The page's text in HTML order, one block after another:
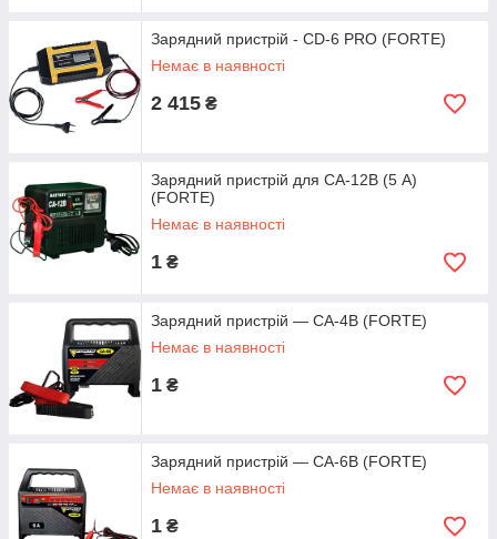
Зарядний пристрій - CD-6 PRO (FORTE)
Немає в наявності
2 415 ₴
Зарядний пристрій для CA-12B (5 А)
(FORTE)
Немає в наявності
1 ₴
Зарядний пристрій — CA-4B (FORTE)
Немає в наявності
1 ₴
Зарядний пристрій — CA-6B (FORTE)
Немає в наявності
1 ₴